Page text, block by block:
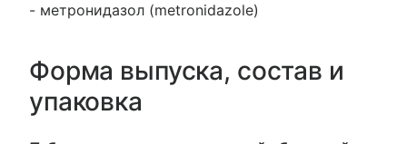
- метронидазол (metronidazole)
Форма выпуска, состав и
упаковка